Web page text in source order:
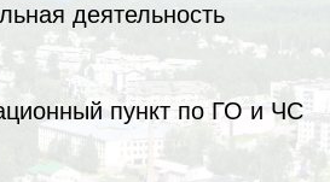
деятельность
пункт по ГО и ЧС